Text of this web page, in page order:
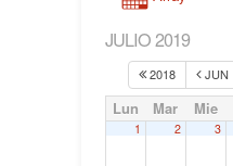
JULIO 2019
2018 JUN
Lun Mar Mie
1 2 3